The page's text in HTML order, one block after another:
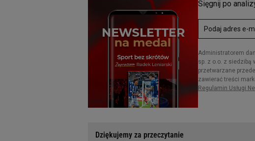
Dziękujemy za przeczytanie